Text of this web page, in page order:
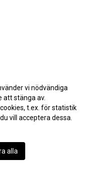
vi nödvändiga
att stänga av.
t.ex. för statistik
vill acceptera dessa.
alla